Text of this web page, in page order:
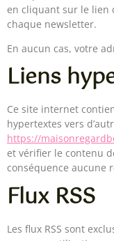
en cliquant sur le lien
chaque newsletter.
En aucun cas, votre
Liens
Ce site internet
hypertextes vers
https://
et vérifier le contenu
conséquence aucune
Flux RSS
Les flux RSS sont